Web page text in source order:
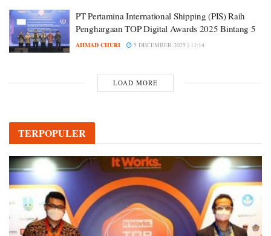
PT Pertamina International Shipping (PIS) Raih
Penghargaan TOP Digital Awards 2025 Bintang 5
AHMAD CHURI 5 DECEMBER 2025 | 11:14
LOAD MORE
TERPOPULER